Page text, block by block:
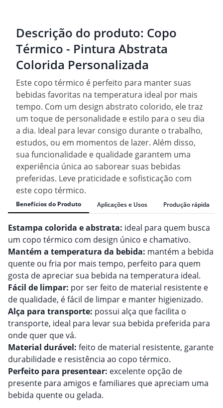
Descrição do produto: Copo
Térmico - Pintura Abstrata
Colorida Personalizada
Este copo térmico é perfeito para manter suas
bebidas favoritas na temperatura ideal por mais
tempo. Com um design abstrato colorido, ele traz
um toque de personalidade e estilo para o seu dia
a dia. Ideal para levar consigo durante o trabalho,
estudos, ou em momentos de lazer. Além disso,
sua funcionalidade e qualidade garantem uma
experiência única ao saborear suas bebidas
preferidas. Leve praticidade e sofisticação com
este copo térmico.
Benefícios do Produto Aplicações e Usos Produção rápida
Estampa colorida e abstrata: ideal para quem busca
um copo térmico com design único e chamativo.
Mantém a temperatura da bebida: mantém a bebida
quente ou fria por mais tempo, perfeito para quem
gosta de apreciar sua bebida na temperatura ideal.
Fácil de limpar: por ser feito de material resistente e
de qualidade, é fácil de limpar e manter higienizado.
Alça para transporte: possui alça que facilita o
transporte, ideal para levar sua bebida preferida para
onde quer que vá.
Material durável: feito de material resistente, garante
durabilidade e resistência ao copo térmico.
Perfeito para presentear: excelente opção de
presente para amigos e familiares que apreciam uma
bebida quente ou gelada.